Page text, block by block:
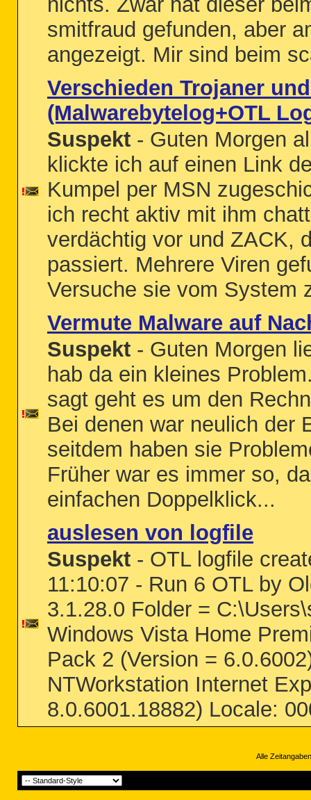
smitfraud gefunden, aber
angezeigt. Mir sind beim
Verschieden Trojaner
(Malwarebytelog+OTL
Suspekt - Guten Morgen
klickte ich auf einen Link
Kumpel per MSN
ich recht aktiv mit ihm
verdächtig vor und ZACK,
passiert. Mehrere Viren
Versuche sie vom System
Vermute Malware auf
Suspekt - Guten Morgen
hab da ein kleines
sagt geht es um den
Bei denen war neulich der
seitdem haben sie
Früher war es immer so,
einfachen Doppelklick...
auslesen von logfile
Suspekt - OTL logfile
11:10:07 - Run 6 OTL by
3.1.28.0 Folder =
Windows Vista Home
Pack 2 (Version =
NTWorkstation Internet
8.0.6001.18882) Locale:
Alle